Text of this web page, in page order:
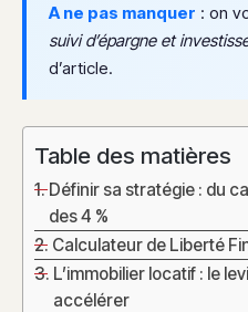
A ne pas manquer : on
suivi d’épargne et
d’article.
Table des matières
Définir sa stratégie : du
des 4 %
Calculateur de Liberté
L’immobilier locatif : le
accélérer